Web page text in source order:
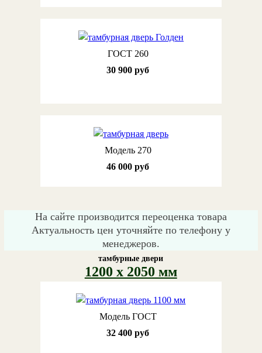
ГОСТ 260
30 900 руб
Модель 270
46 000 руб
На сайте производится переоценка товара
Актуальность цен уточняйте по телефону у
менеджеров.
тамбурные двери
1200 х 2050 мм
Модель ГОСТ
32 400 руб